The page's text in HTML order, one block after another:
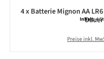
4 x Batterie Mignon AA
Inhalt:4
Preise inkl.